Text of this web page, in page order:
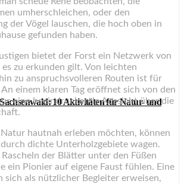
10 Aktivitäten für Natur- und
umherschleichen, oder den
der Vögel lauschen, die hoch oben in
gefunden haben.
bietet der Forst ein Netzwerk von
zu erkunden gilt. Von leichten
zu anspruchsvolleren Routen ist für
einem klaren Tag eröffnet sich von den
eine beeindruckende Aussicht über die
hautnah erleben möchten, können
durch dichte Unterholzgebiete wagen.
der Blätter unter den Füßen
ein Pionier auf eigene Faust fühlen. Eine
sich als nützlicher Begleiter erweisen,